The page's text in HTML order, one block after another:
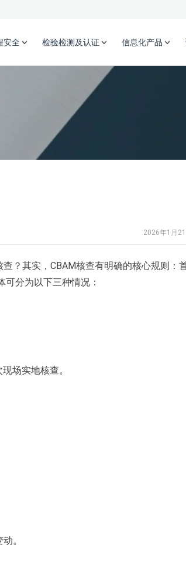
安全 检验检测及认证 信息化产品
2026年1月21
查？其实，CBAM核查有明确的核心规则：
分为以下三种情况：
场实地核查。
。